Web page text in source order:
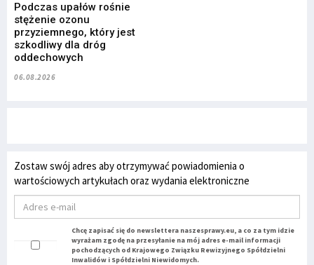
Podczas upałów rośnie
stężenie ozonu
przyziemnego, który jest
szkodliwy dla dróg
oddechowych
06.08.2026
Zostaw swój adres aby otrzymywać powiadomienia o
wartościowych artykułach oraz wydania elektroniczne
Chcę zapisać się do newslettera naszesprawy.eu, a co za tym idzie
wyrażam zgodę na przesyłanie na mój adres e-mail informacji
pochodzących od Krajowego Związku Rewizyjnego Spółdzielni
Inwalidów i Spółdzielni Niewidomych.